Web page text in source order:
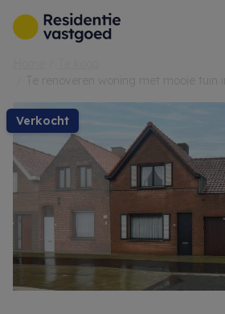
Menu overslaan en naar de
verkocht